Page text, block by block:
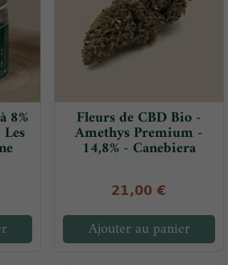
8% Fleurs de CBD Bio -
Amethys Premium -
14,8% - Canebiera
21,00 €
Ajouter au panier